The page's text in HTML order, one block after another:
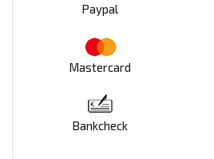
Paypal
Mastercard
Bankcheck